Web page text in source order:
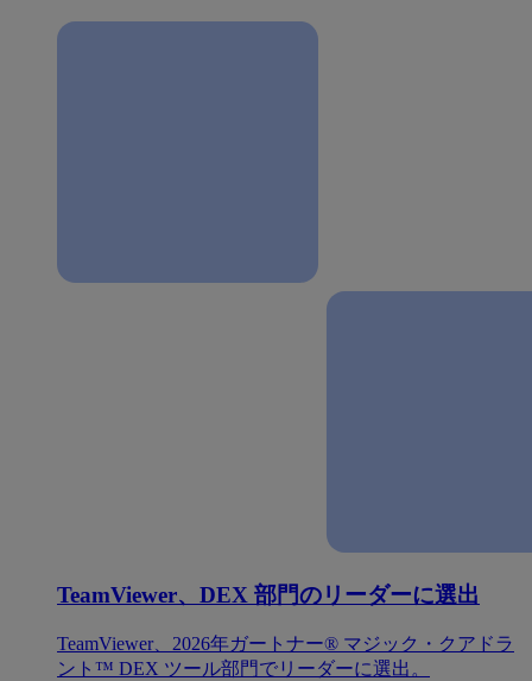
TeamViewer、DEX 部門のリーダーに選出
TeamViewer、2026年ガートナー® マジック・クアドラ
ント™ DEX ツール部門でリーダーに選出。